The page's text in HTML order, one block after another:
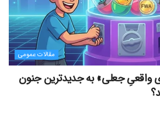
مقالات عمومی
واقعیِ جعلی» به جدیدترین جنون